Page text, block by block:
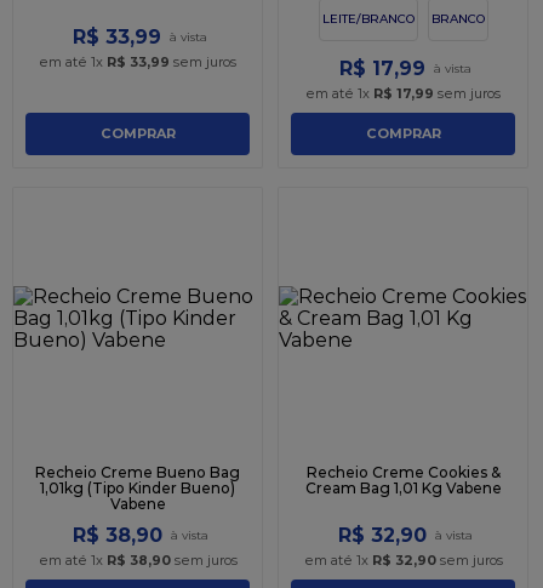
R$ 33,99
em até 1x R$ 33,99 sem juros
COMPRAR
LEITE/BRANCO BRANCO
R$ 17,99
em até 1x R$ 17,99 sem juros
COMPRAR
Recheio Creme Bueno Bag
1,01kg (Tipo Kinder Bueno)
Vabene
R$ 38,90
em até 1x R$ 38,90sem juros
Recheio Creme Cookies &
Cream Bag 1,01 Kg Vabene
R$ 32,90
em até 1x R$ 32,90sem juros